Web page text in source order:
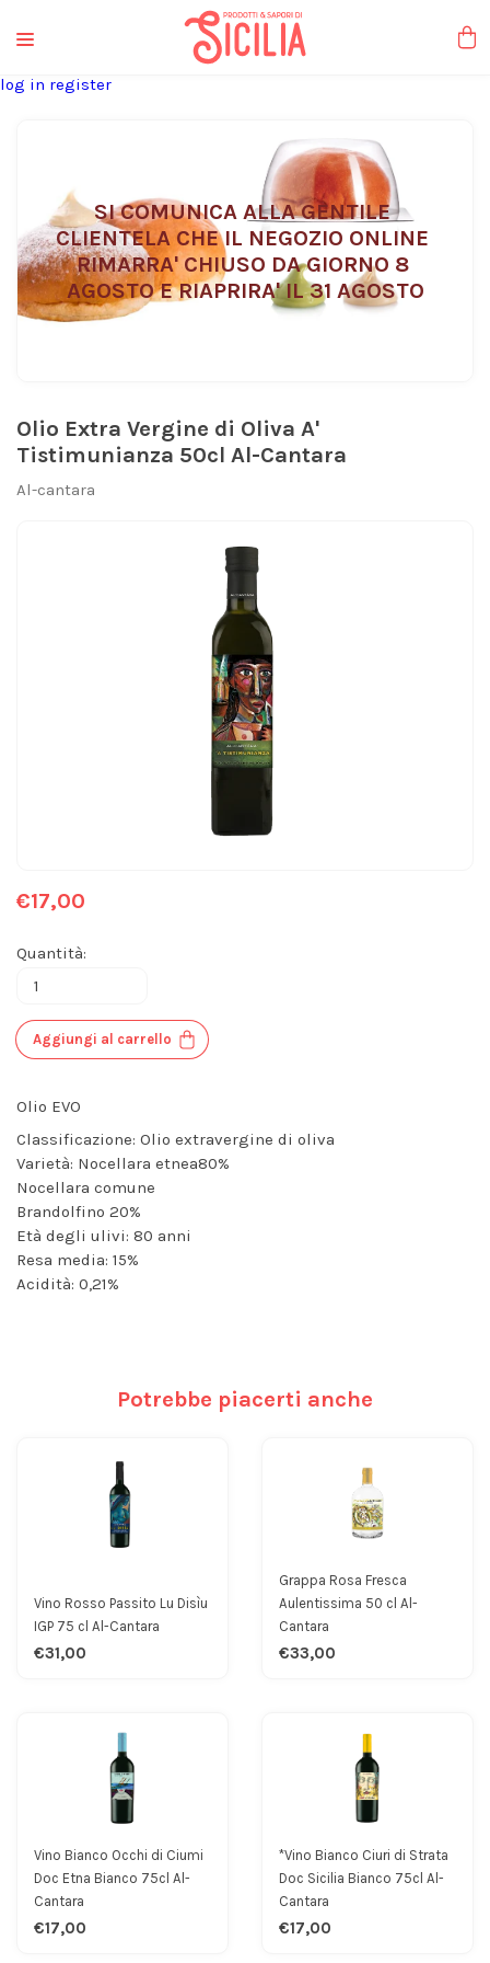
liquori tipici
log in register
SI COMUNICA ALLA GENTILE
CLIENTELA CHE IL NEGOZIO ONLINE
RIMARRA' CHIUSO DA GIORNO 8
AGOSTO E RIAPRIRA' IL 31 AGOSTO
Olio Extra Vergine di Oliva A'
Tistimunianza 50cl Al-Cantara
Al-cantara
€17,00
Quantità:
Aggiungi al carrello
Olio EVO
Classificazione: Olio extravergine di oliva
Varietà: Nocellara etnea80%
Nocellara comune
Brandolfino 20%
Età degli ulivi: 80 anni
Resa media: 15%
Acidità: 0,21%
Potrebbe piacerti anche
Vino Rosso Passito Lu Disìu
IGP 75 cl Al-Cantara
€31,00
Grappa Rosa Fresca
Aulentissima 50 cl Al-
Cantara
€33,00
Vino Bianco Occhi di Ciumi
Doc Etna Bianco 75cl Al-
Cantara
€17,00
*Vino Bianco Ciuri di Strata
Doc Sicilia Bianco 75cl Al-
Cantara
€17,00